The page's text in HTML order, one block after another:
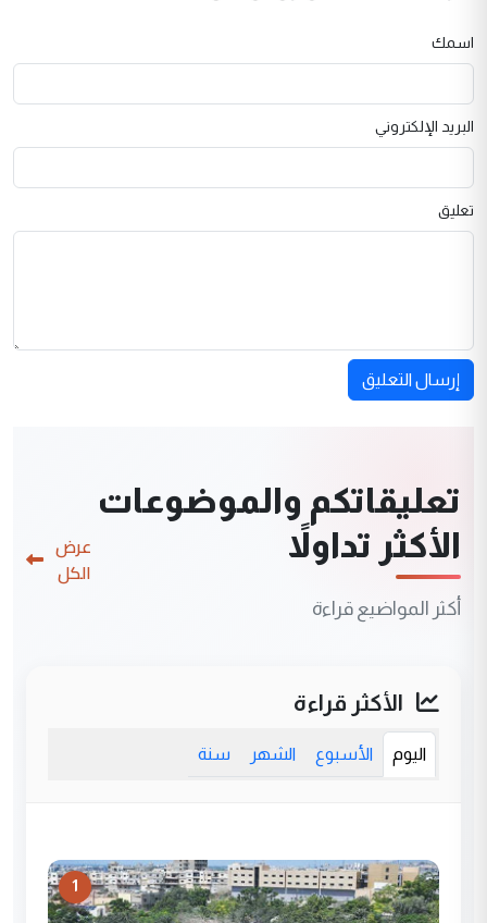
اسمك
البريد الإلكتروني
تعليق
إرسال التعليق
تعليقاتكم والموضوعات
الأكثر تداولاً
أكثر المواضيع قراءة
عرض
الكل
الأكثر قراءة
اليوم الأسبوع الشهر سنة
1